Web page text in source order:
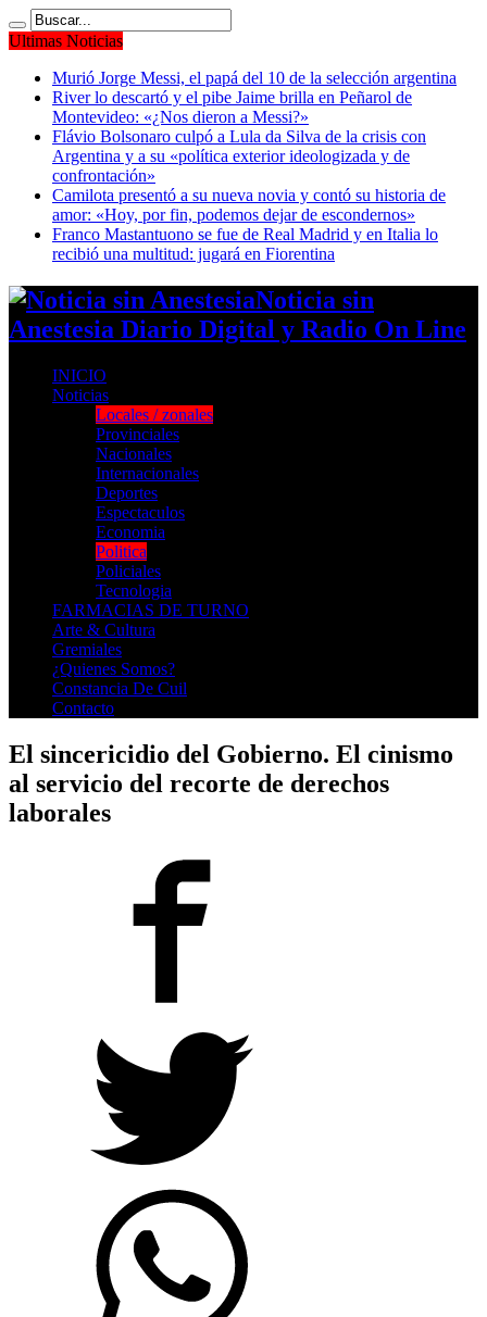
Ultimas Noticias
Murió Jorge Messi, el papá del 10 de la selección argentina
River lo descartó y el pibe Jaime brilla en Peñarol de
Montevideo: «¿Nos dieron a Messi?»
Flávio Bolsonaro culpó a Lula da Silva de la crisis con
Argentina y a su «política exterior ideologizada y de
confrontación»
Camilota presentó a su nueva novia y contó su historia de
amor: «Hoy, por fin, podemos dejar de escondernos»
Franco Mastantuono se fue de Real Madrid y en Italia lo
recibió una multitud: jugará en Fiorentina
Noticia sin
Anestesia Diario Digital y Radio On Line
INICIO
Noticias
Locales / zonales
Provinciales
Nacionales
Internacionales
Deportes
Espectaculos
Economia
Politica
Policiales
Tecnologia
FARMACIAS DE TURNO
Arte & Cultura
Gremiales
¿Quienes Somos?
Constancia De Cuil
Contacto
El sincericidio del Gobierno. El cinismo
al servicio del recorte de derechos
laborales